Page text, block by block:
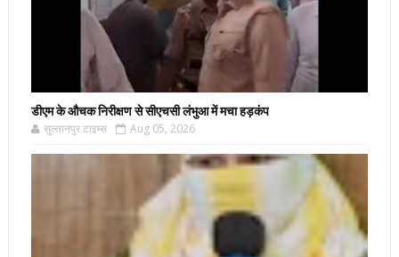
डीएम के औचक निरीक्षण से सीएचसी लंभुआ में मचा हड़कंप
सुल्तानपुर टाइम्स Aug 05, 2026